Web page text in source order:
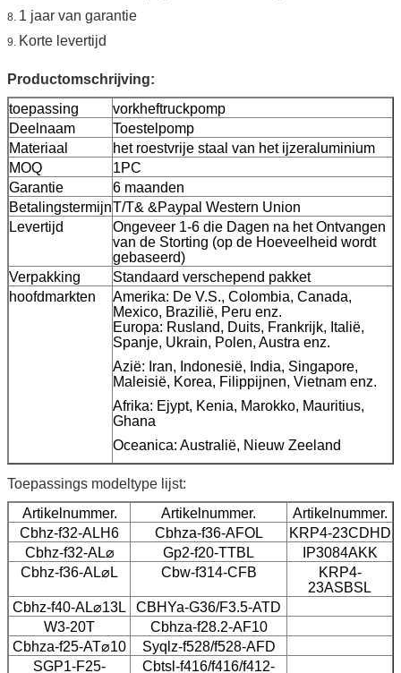
8. 1 jaar van garantie
9. Korte levertijd
Productomschrijving:
toepassing
vorkheftruckpomp
Deelnaam
Toestelpomp
Materiaal
het roestvrije staal van het ijzeraluminium
MOQ
1PC
Garantie
6 maanden
BetalingstermijnT/T& &Paypal Western Union
Levertijd
Ongeveer 1-6 die Dagen na het Ontvangen
van de Storting (op de Hoeveelheid wordt
gebaseerd)
Verpakking
Standaard verschepend pakket
hoofdmarkten
Amerika: De V.S., Colombia, Canada,
Mexico, Brazilië, Peru enz.
Europa: Rusland, Duits, Frankrijk, Italië,
Spanje, Ukrain, Polen, Austra enz.
Azië: Iran, Indonesië, India, Singapore,
Maleisië, Korea, Filippijnen, Vietnam enz.
Afrika: Ejypt, Kenia, Marokko, Mauritius,
Ghana
Oceanica: Australië, Nieuw Zeeland
Toepassings modeltype lijst:
Artikelnummer.
Artikelnummer.
Artikelnummer.
Cbhz-f32-ALH6
Cbhza-f36-AFOL
KRP4-23CDHD
Cbhz-f32-AL⌀
Gp2-f20-TTBL
IP3084AKK
Cbhz-f36-AL⌀L
Cbw-f314-CFB
KRP4-
23ASBSL
Cbhz-f40-AL⌀13L
CBHYa-G36/F3.5-ATD
W3-20T
Cbhza-f28.2-AF10
Cbhza-f25-AT⌀10
Syqlz-f528/f528-AFD
SGP1-F25-
Cbtsl-f416/f416/f412-